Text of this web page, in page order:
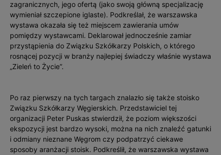
zagranicznych, jego ofertą (jako swoją główną specjalizację
wymieniał szczepione iglaste). Podkreślał, że warszawska
wystawa okazała się też miejscem zawierania umów
pomiędzy wystawcami. Deklarował jednocześnie zamiar
przystąpienia do Związku Szkółkarzy Polskich, o którego
rosnącej pozycji w branży najlepiej świadczy właśnie wystawa
„Zieleń to Życie”.
Po raz pierwszy na tych targach znalazło się także stoisko
Związku Szkółkarzy Węgierskich. Przedstawiciel tej
organizacji Peter Puskas stwierdził, że poziom większości
ekspozycji jest bardzo wysoki, można na nich znaleźć gatunki
i odmiany nieznane Węgrom czy podpatrzyć ciekawe
sposoby aranżacji stoisk. Podkreślił, że warszawska wystawa